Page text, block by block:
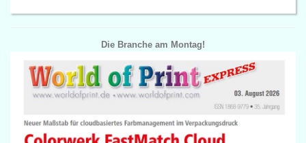
Die Branche am Montag!